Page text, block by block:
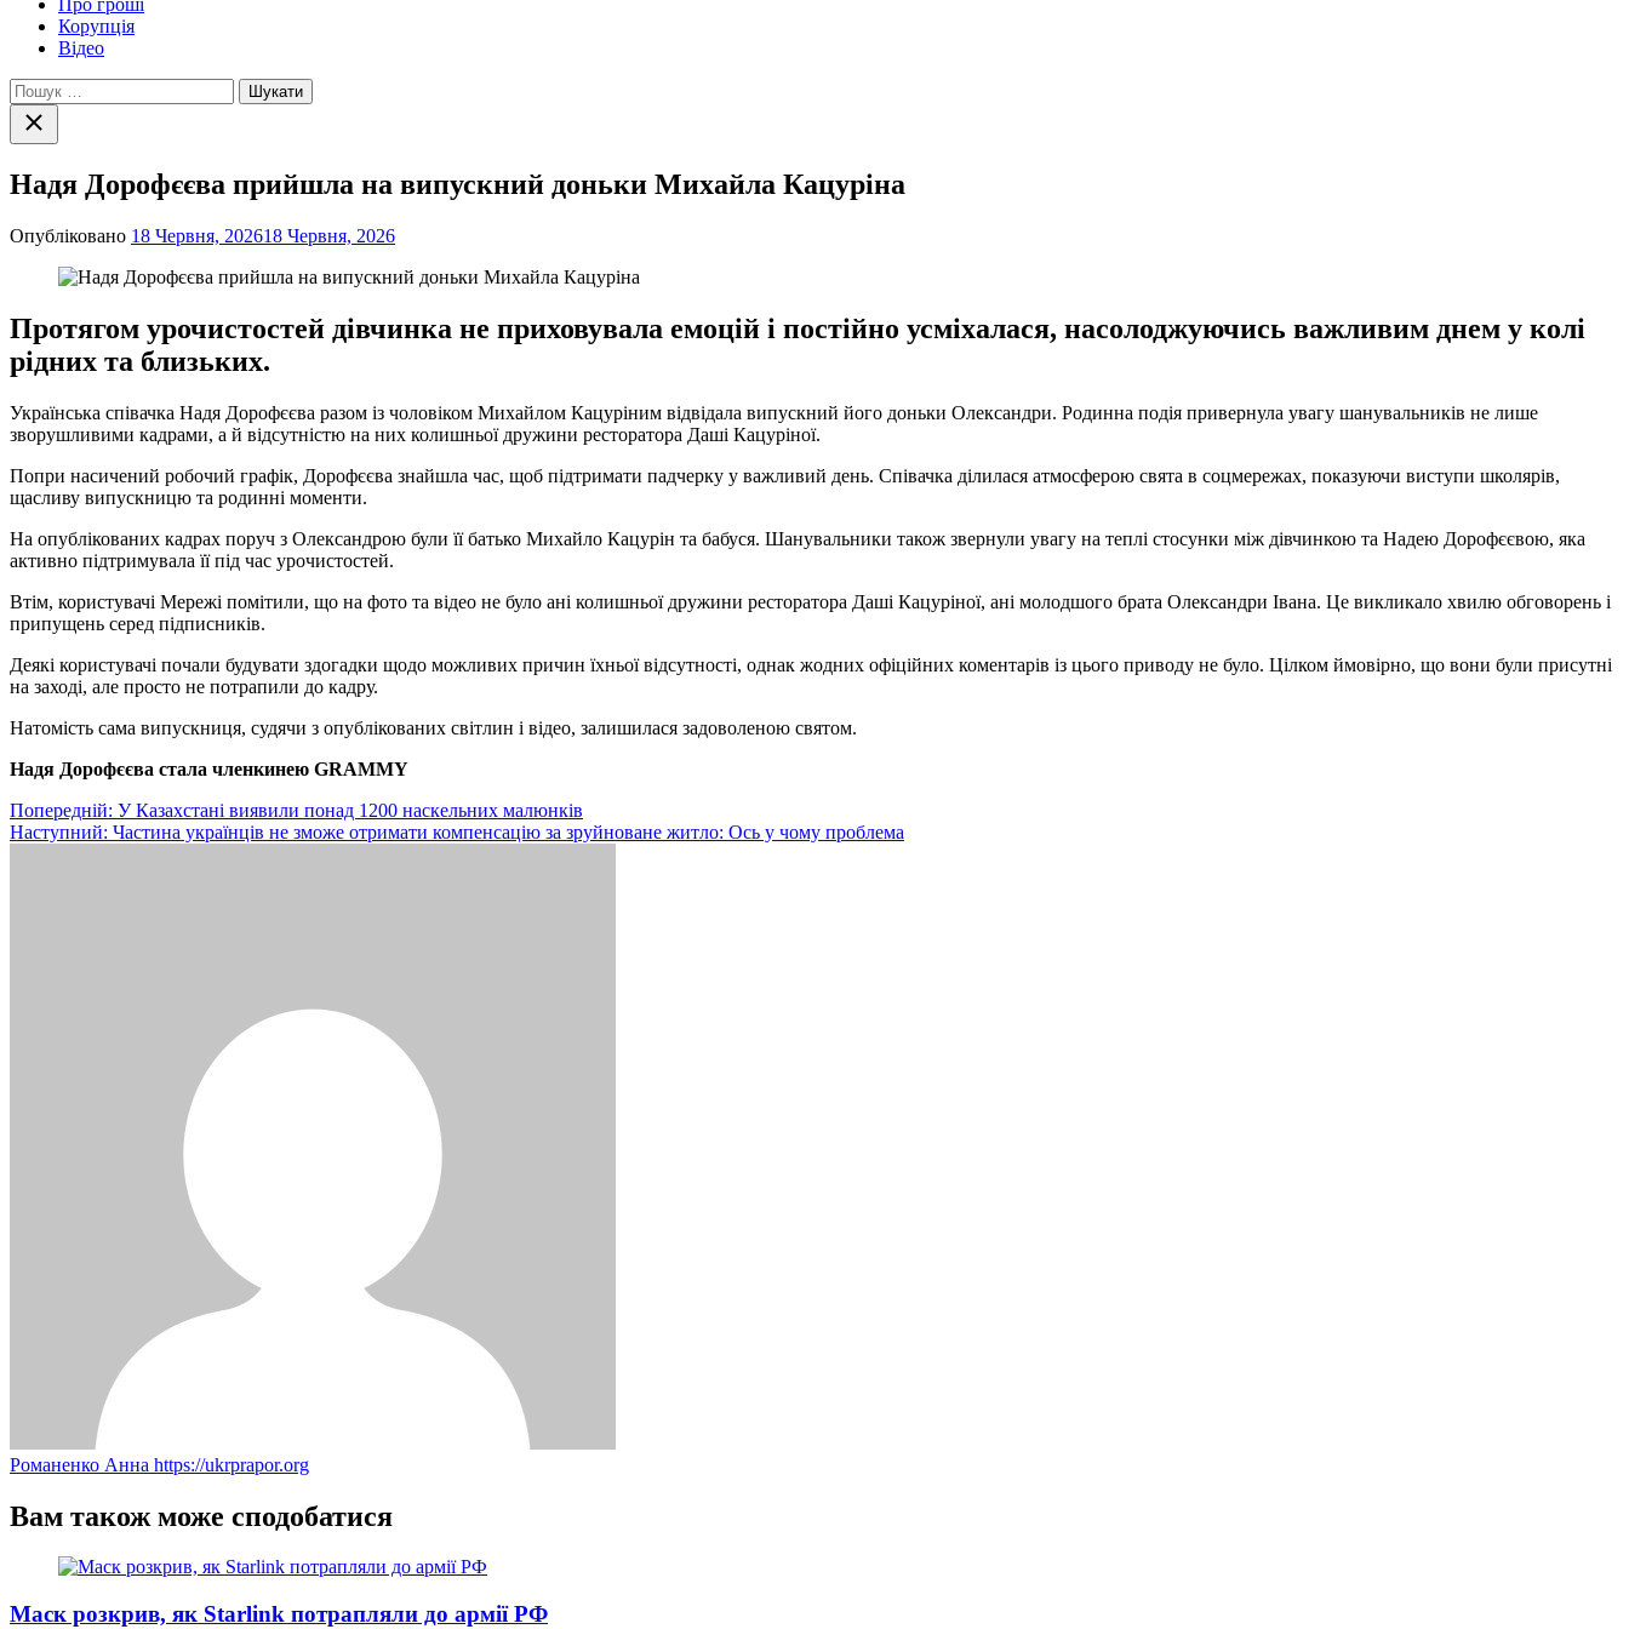
Про гроші
Корупція
Відео
Пошук:
Закрити
пошук
Надя Дорофєєва прийшла на випускний доньки Михайла Кацуріна
Опубліковано 18 Червня, 202618 Червня, 2026
Протягом урочистостей дівчинка не приховувала емоцій і постійно усміхалася, насолоджуючись важливим днем у колі
рідних та близьких.
Українська співачка Надя Дорофєєва разом із чоловіком Михайлом Кацуріним відвідала випускний його доньки Олександри. Родинна подія привернула увагу шанувальників не лише
зворушливими кадрами, а й відсутністю на них колишньої дружини ресторатора Даші Кацуріної.
Попри насичений робочий графік, Дорофєєва знайшла час, щоб підтримати падчерку у важливий день. Співачка ділилася атмосферою свята в соцмережах, показуючи виступи школярів,
щасливу випускницю та родинні моменти.
На опублікованих кадрах поруч з Олександрою були її батько Михайло Кацурін та бабуся. Шанувальники також звернули увагу на теплі стосунки між дівчинкою та Надею Дорофєєвою, яка
активно підтримувала її під час урочистостей.
Втім, користувачі Мережі помітили, що на фото та відео не було ані колишньої дружини ресторатора Даші Кацуріної, ані молодшого брата Олександри Івана. Це викликало хвилю обговорень і
припущень серед підписників.
Деякі користувачі почали будувати здогадки щодо можливих причин їхньої відсутності, однак жодних офіційних коментарів із цього приводу не було. Цілком ймовірно, що вони були присутні
на заході, але просто не потрапили до кадру.
Натомість сама випускниця, судячи з опублікованих світлин і відео, залишилася задоволеною святом.
Надя Дорофєєва стала членкинею GRAMMY
Навігація
записів
Попередній: У Казахстані виявили понад 1200 наскельних малюнків
Наступний: Частина українців не зможе отримати компенсацію за зруйноване житло: Ось у чому проблема
Романенко Анна https://ukrprapor.org
Вам також може сподобатися
Маск розкрив, як Starlink потрапляли до армії РФ